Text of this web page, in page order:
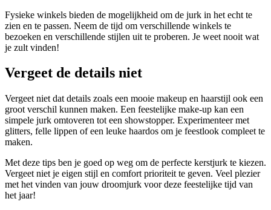
Fysieke winkels bieden de mogelijkheid om de jurk in het echt te
zien en te passen. Neem de tijd om verschillende winkels te
bezoeken en verschillende stijlen uit te proberen. Je weet nooit wat
je zult vinden!
Vergeet de details niet
Vergeet niet dat details zoals een mooie makeup en haarstijl ook een
groot verschil kunnen maken. Een feestelijke make-up kan een
simpele jurk omtoveren tot een showstopper. Experimenteer met
glitters, felle lippen of een leuke haardos om je feestlook compleet te
maken.
Met deze tips ben je goed op weg om de perfecte kerstjurk te kiezen.
Vergeet niet je eigen stijl en comfort prioriteit te geven. Veel plezier
met het vinden van jouw droomjurk voor deze feestelijke tijd van
het jaar!